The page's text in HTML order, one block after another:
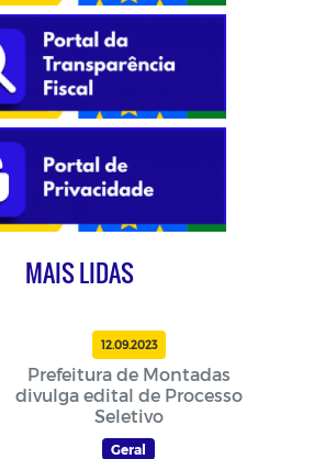
MAIS LIDAS
12.09.2023
Prefeitura de Montadas
divulga edital de Processo
Seletivo
Geral